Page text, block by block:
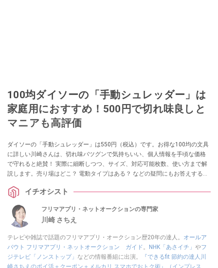
100均ダイソーの「手動シュレッダー」は
家庭用におすすめ！500円で切れ味良しと
マニアも高評価
ダイソーの「手動シュレッダー」は550円（税込）です。お得な100均の文具
に詳しい川崎さんは、切れ味バツグンで気持ちいい、個人情報を手頃な価格
で守れると絶賛！ 実際に細断しつつ、サイズ、対応可能枚数、使い方まで解
説します。売り場はどこ？ 電動タイプはある？ などの疑問にもお答えするの
イチオシスト
フリマアプリ・ネットオークションの専門家
川崎 さちえ
テレビや雑誌で話題のフリマアプリ・オークション歴20年の達人。 オールア
バウト フリマアプリ・ネットオークション ガイド。 NHK「あさイチ」 やフ
ジテレビ「ノンストップ」 などの情報番組に出演。
『できるfit 節約の達人川
崎さちえのポイ活＋クーポン＋メルカリ スマホでおトク術』（インプレス